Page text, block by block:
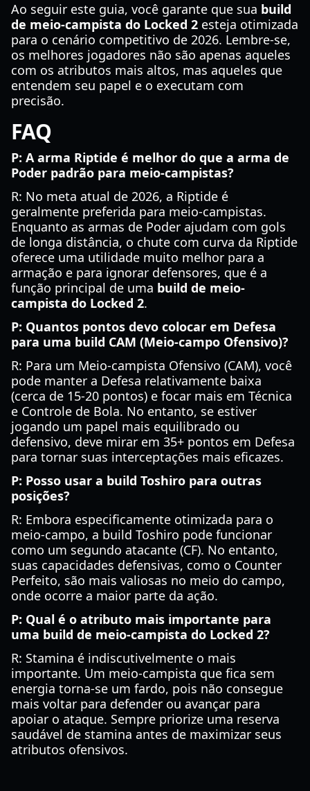
Ao seguir este guia, você garante que sua build
de meio-campista do Locked 2 esteja otimizada
para o cenário competitivo de 2026. Lembre-se,
os melhores jogadores não são apenas aqueles
com os atributos mais altos, mas aqueles que
entendem seu papel e o executam com
precisão.
FAQ
P: A arma Riptide é melhor do que a arma de
Poder padrão para meio-campistas?
R: No meta atual de 2026, a Riptide é
geralmente preferida para meio-campistas.
Enquanto as armas de Poder ajudam com gols
de longa distância, o chute com curva da Riptide
oferece uma utilidade muito melhor para a
armação e para ignorar defensores, que é a
função principal de uma build de meio-
campista do Locked 2.
P: Quantos pontos devo colocar em Defesa
para uma build CAM (Meio-campo Ofensivo)?
R: Para um Meio-campista Ofensivo (CAM), você
pode manter a Defesa relativamente baixa
(cerca de 15-20 pontos) e focar mais em Técnica
e Controle de Bola. No entanto, se estiver
jogando um papel mais equilibrado ou
defensivo, deve mirar em 35+ pontos em Defesa
para tornar suas interceptações mais eficazes.
P: Posso usar a build Toshiro para outras
posições?
R: Embora especificamente otimizada para o
meio-campo, a build Toshiro pode funcionar
como um segundo atacante (CF). No entanto,
suas capacidades defensivas, como o Counter
Perfeito, são mais valiosas no meio do campo,
onde ocorre a maior parte da ação.
P: Qual é o atributo mais importante para
uma build de meio-campista do Locked 2?
R: Stamina é indiscutivelmente o mais
importante. Um meio-campista que fica sem
energia torna-se um fardo, pois não consegue
mais voltar para defender ou avançar para
apoiar o ataque. Sempre priorize uma reserva
saudável de stamina antes de maximizar seus
atributos ofensivos.